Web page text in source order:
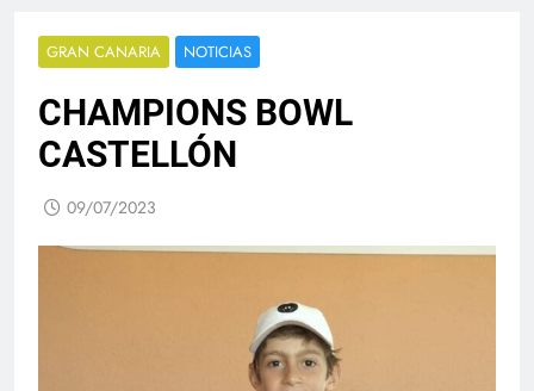
GRAN CANARIA NOTICIAS
CHAMPIONS BOWL
CASTELLÓN
09/07/2023